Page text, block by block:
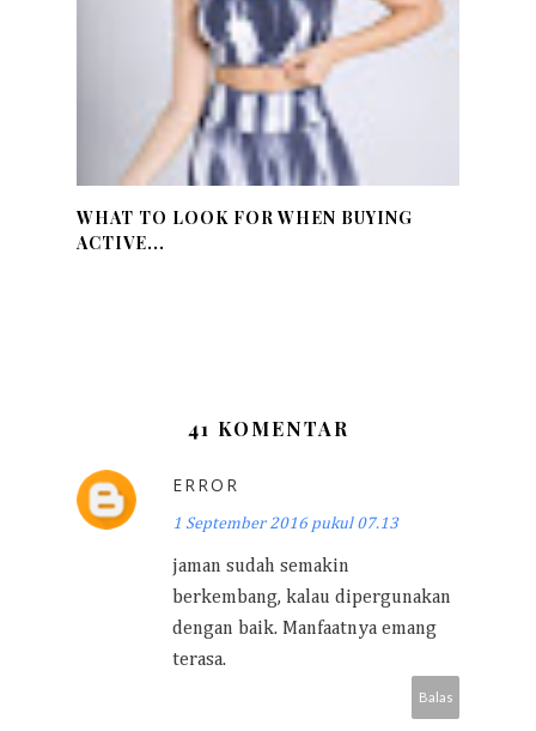
WHAT TO LOOK FOR WHEN BUYING
ACTIVE...
41 KOMENTAR
ERROR
1 September 2016 pukul 07.13
jaman sudah semakin
berkembang, kalau dipergunakan
dengan baik. Manfaatnya emang
terasa.
Balas